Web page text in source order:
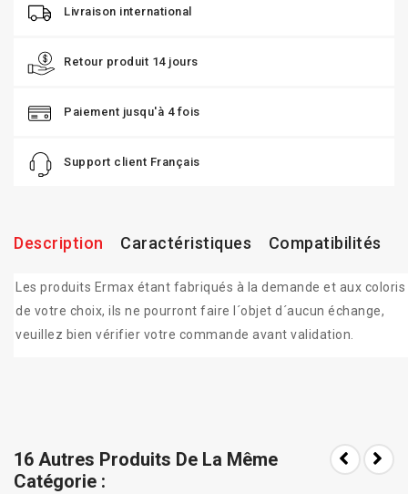
Livraison international
Retour produit 14 jours
Paiement jusqu'à 4 fois
Support client Français
Description Caractéristiques Compatibilités
Les produits Ermax étant fabriqués à la demande et aux coloris
de votre choix, ils ne pourront faire l´objet d´aucun échange,
veuillez bien vérifier votre commande avant validation.
16 Autres Produits De La Même
Catégorie :